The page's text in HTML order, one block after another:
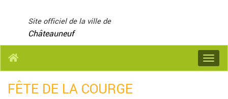
Site officiel de la ville de
Châteauneuf
Menu
FÊTE DE LA COURGE